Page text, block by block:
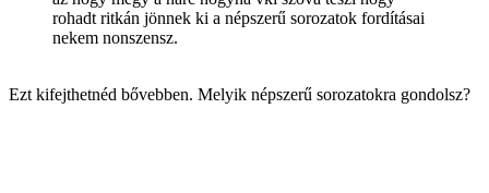
rohadt ritkán jönnek ki a népszerű sorozatok fordításai
nekem nonszensz.
Ezt kifejthetnéd bővebben. Melyik népszerű sorozatokra gondolsz?